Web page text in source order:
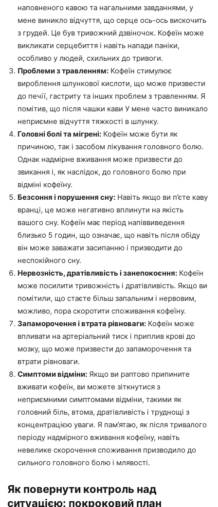
наповненого кавою та нагальними завданнями, у
мене виникло відчуття, що серце ось-ось вискочить
з грудей. Це був тривожний дзвіночок. Кофеїн може
викликати серцебиття і навіть напади паніки,
особливо у людей, схильних до тривоги.
Проблеми з травленням: Кофеїн стимулює
вироблення шлункової кислоти, що може призвести
до печії, гастриту та інших проблем з травленням. Я
помітив, що після чашки кави У мене часто виникало
неприємне відчуття тяжкості в шлунку.
Головні болі та мігрені: Кофеїн може бути як
причиною, так і засобом лікування головного болю.
Однак надмірне вживання може призвести до
звикання і, як наслідок, до головного болю при
відміні кофеїну.
Безсоння і порушення сну: Навіть якщо ви п’єте каву
вранці, це може негативно вплинути на якість
вашого сну. Кофеїн має період напіввиведення
близько 5 годин, що означає, що навіть після обіду
він може заважати засипанню і призводити до
неспокійного сну.
Нервозність, дратівливість і занепокоєння: Кофеїн
може посилити тривожність і дратівливість. Якщо ви
помітили, що стаєте більш запальним і нервовим,
можливо, пора скоротити споживання кофеїну.
Запаморочення і втрата рівноваги: Кофеїн може
впливати на артеріальний тиск і приплив крові до
мозку, що може призвести до запаморочення та
втрати рівноваги.
Симптоми відміни: Якщо ви раптово припините
вживати кофеїн, ви можете зіткнутися з
неприємними симптомами відміни, такими як
головний біль, втома, дратівливість і труднощі з
концентрацією уваги. Я пам’ятаю, як після тривалого
періоду надмірного вживання кофеїну, навіть
невелике скорочення споживання призводило до
сильного головного болю і млявості.
Як повернути контроль над
ситуацією: покроковий план